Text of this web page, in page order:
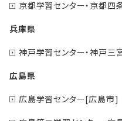
京都学習センター・京都
兵庫県
神戸学習センター・神戸三
広島県
広島学習センター[広島市]